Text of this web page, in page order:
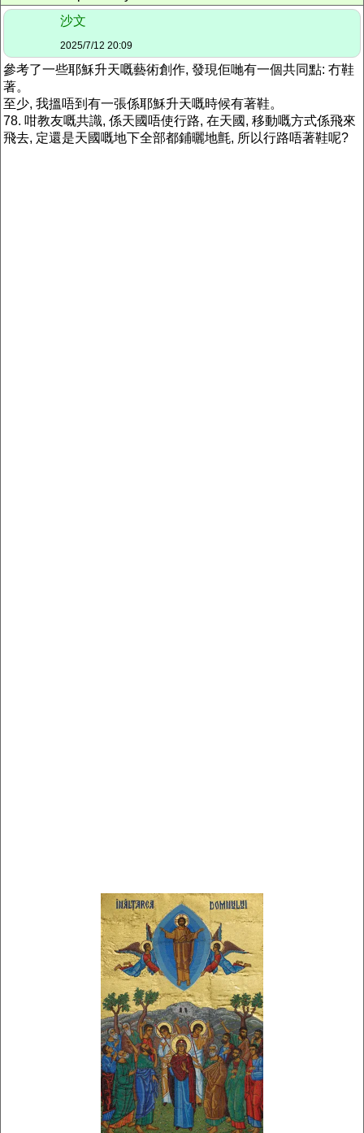
沙文
2025/7/12 20:09
參考了一些耶穌升天嘅藝術創作, 發現佢哋有一個共同點: 冇鞋
著。
至少, 我搵唔到有一張係耶穌升天嘅時候有著鞋。
78. 咁教友嘅共識, 係天國唔使行路, 在天國, 移動嘅方式係飛來
飛去, 定還是天國嘅地下全部都鋪曬地氈, 所以行路唔著鞋呢?